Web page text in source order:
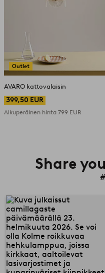
Outlet
AVARO kattovalaisin
399,50 EUR
Alkuperäinen hinta 799 EUR
Share